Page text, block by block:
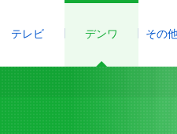
テレビ デンワ その